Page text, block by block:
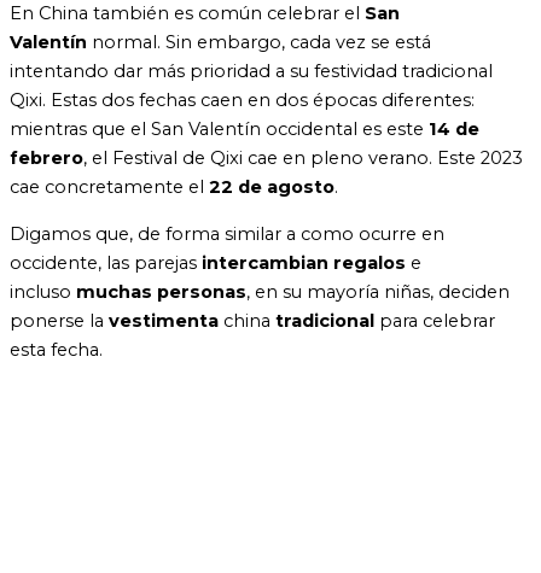
En China también es común celebrar el San
Valentín normal. Sin embargo, cada vez se está
intentando dar más prioridad a su festividad tradicional
Qixi. Estas dos fechas caen en dos épocas diferentes:
mientras que el San Valentín occidental es este 14 de
febrero, el Festival de Qixi cae en pleno verano. Este 2023
cae concretamente el 22 de agosto.
Digamos que, de forma similar a como ocurre en
occidente, las parejas intercambian regalos e
incluso muchas personas, en su mayoría niñas, deciden
ponerse la vestimenta china tradicional para celebrar
esta fecha.